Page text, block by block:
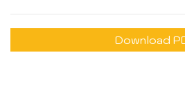
Download